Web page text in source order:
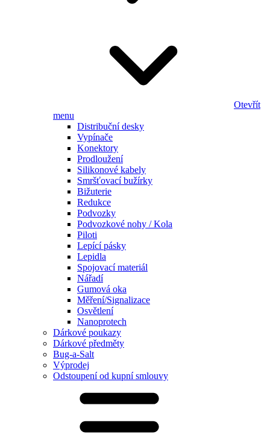
Otevřít
menu
Distribuční desky
Vypínače
Konektory
Prodloužení
Silikonové kabely
Smršťovací bužírky
Bižuterie
Redukce
Podvozky
Podvozkové nohy / Kola
Piloti
Lepící pásky
Lepidla
Spojovací materiál
Nářadí
Gumová oka
Měření/Signalizace
Osvětlení
Nanoprotech
Dárkové poukazy
Dárkové předměty
Bug-a-Salt
Výprodej
Odstoupení od kupní smlouvy